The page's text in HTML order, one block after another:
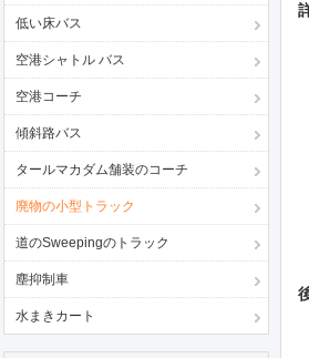
低い床バス
空港シャトル バス
空港コーチ
傾斜路バス
タールマカダム舗装のコーチ
廃物の小型トラック
道のSweepingのトラック
塵抑制車
水まきカート